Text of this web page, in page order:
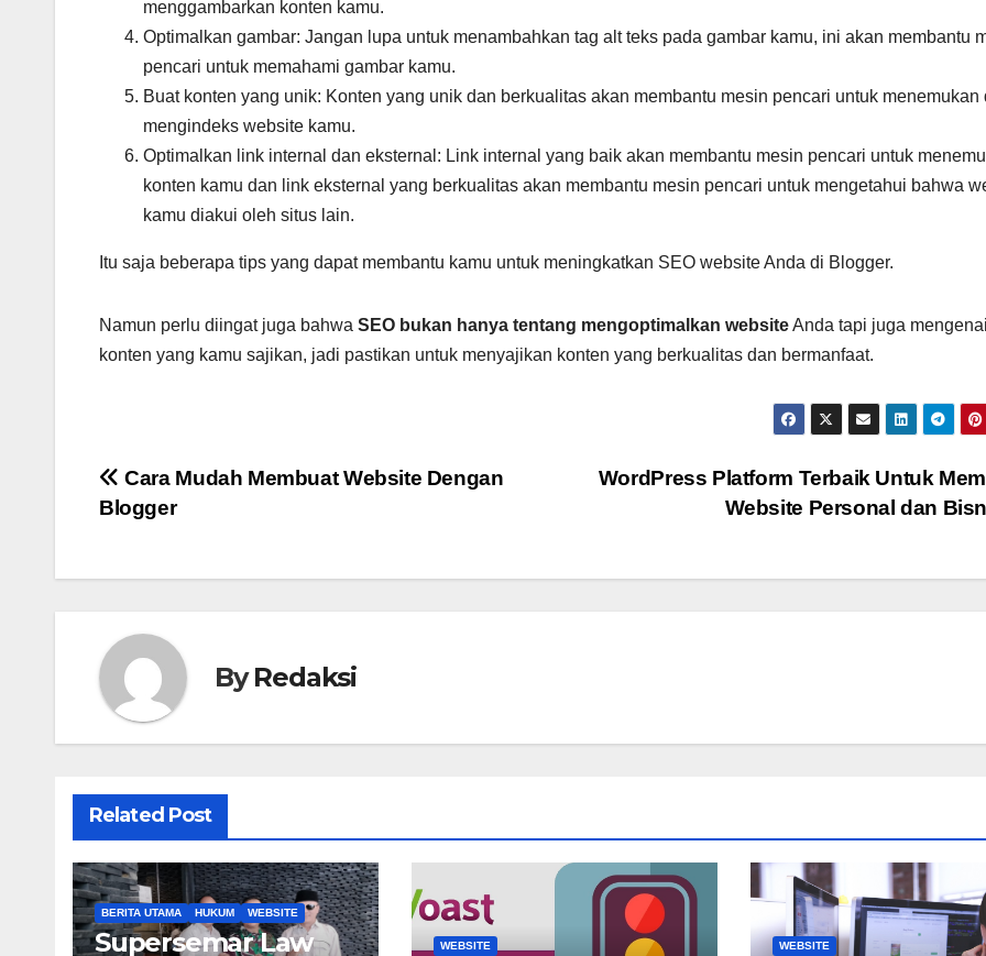
menggambarkan konten kamu.
Optimalkan gambar: Jangan lupa untuk menambahkan tag alt teks pada gambar kamu, ini akan membantu
pencari untuk memahami gambar kamu.
Buat konten yang unik: Konten yang unik dan berkualitas akan membantu mesin pencari untuk menemukan
mengindeks website kamu.
Optimalkan link internal dan eksternal: Link internal yang baik akan membantu mesin pencari untuk
konten kamu dan link eksternal yang berkualitas akan membantu mesin pencari untuk mengetahui bahwa
kamu diakui oleh situs lain.
Itu saja beberapa tips yang dapat membantu kamu untuk meningkatkan SEO website Anda di Blogger.
Namun perlu diingat juga bahwa SEO bukan hanya tentang mengoptimalkan websiteAnda tapi juga mengenai
konten yang kamu sajikan, jadi pastikan untuk menyajikan konten yang berkualitas dan bermanfaat.
Navigasi
pos
WordPress Platform Terbaik Untuk
Website Personal dan
Cara Mudah Membuat Website Dengan
Blogger
ByRedaksi
Related Post
BERITA UTAMA HUKUM WEBSITE
Supersemar Law
WEBSITE WEBSITE